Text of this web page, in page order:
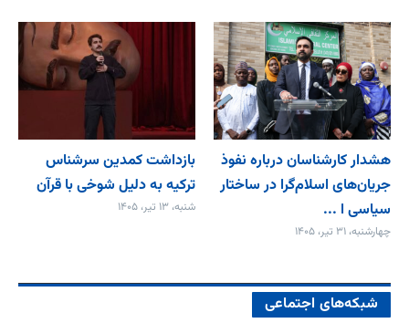
هشدار کارشناسان درباره نفوذ
جریان‌های اسلام‌گرا در ساختار
سیاسی ا ...
چهارشنبه، ۳۱ تیر، ۱۴۰۵
بازداشت کمدین سرشناس
ترکیه به دلیل شوخی با قرآن
شنبه، ۱۳ تیر، ۱۴۰۵
شبکه‌های اجتماعی